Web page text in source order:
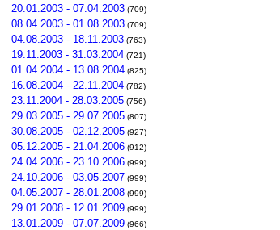
20.01.2003 - 07.04.2003 (709)
08.04.2003 - 01.08.2003 (709)
04.08.2003 - 18.11.2003 (763)
19.11.2003 - 31.03.2004 (721)
01.04.2004 - 13.08.2004 (825)
16.08.2004 - 22.11.2004 (782)
23.11.2004 - 28.03.2005 (756)
29.03.2005 - 29.07.2005 (807)
30.08.2005 - 02.12.2005 (927)
05.12.2005 - 21.04.2006 (912)
24.04.2006 - 23.10.2006 (999)
24.10.2006 - 03.05.2007 (999)
04.05.2007 - 28.01.2008 (999)
29.01.2008 - 12.01.2009 (999)
13.01.2009 - 07.07.2009 (966)